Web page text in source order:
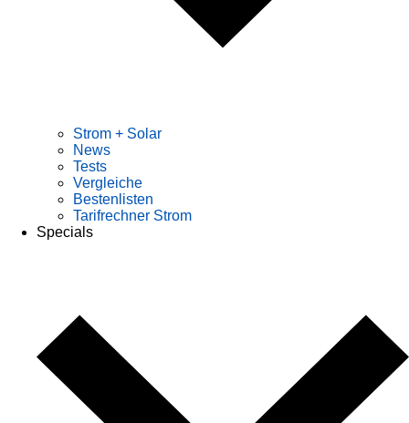
Strom + Solar
News
Tests
Vergleiche
Bestenlisten
Tarifrechner Strom
Specials